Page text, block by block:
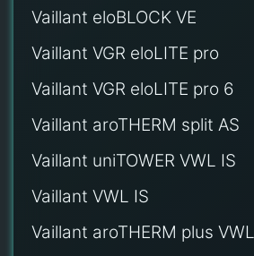
Vaillant eloBLOCK VE
Vaillant VGR eloLITE pro
Vaillant VGR eloLITE pro 6
Vaillant aroTHERM split AS
Vaillant uniTOWER VWL IS
Vaillant VWL IS
Vaillant aroTHERM plus VWL